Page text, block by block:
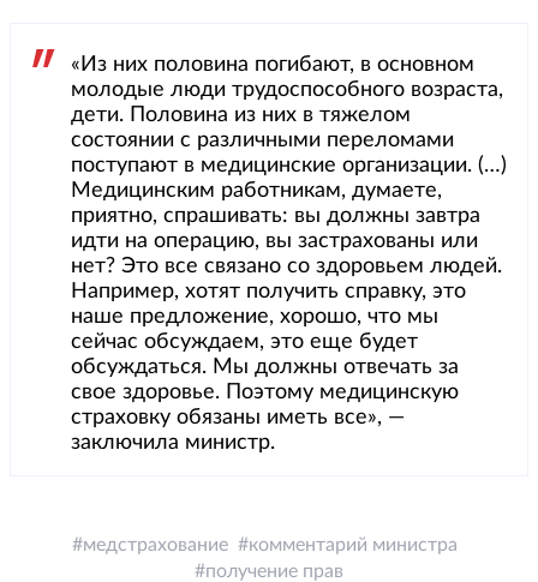
«Из них половина погибают, в основном
молодые люди трудоспособного возраста,
дети. Половина из них в тяжелом
состоянии с различными переломами
поступают в медицинские организации. (…)
Медицинским работникам, думаете,
приятно, спрашивать: вы должны завтра
идти на операцию, вы застрахованы или
нет? Это все связано со здоровьем людей.
Например, хотят получить справку, это
наше предложение, хорошо, что мы
сейчас обсуждаем, это еще будет
обсуждаться. Мы должны отвечать за
свое здоровье. Поэтому медицинскую
страховку обязаны иметь все», —
заключила министр.
медстрахование
комментарий министра
получение прав